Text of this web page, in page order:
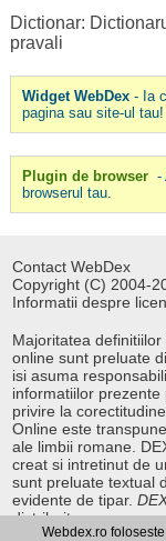
Dictionar:
pravali
Widget WebDex- Ia
pagina sau site-ul tau!
Plugin de browser -
browserul tau.
Contact WebDex
Copyright (C) 2004-
Informatii despre
Majoritatea
online sunt preluate
isi asuma
informatiilor
privire la
Online este
ale limbii romane.
creat si intretinut de
sunt preluate textual
evidente de tipar.
distribuit.
Webdex.ro